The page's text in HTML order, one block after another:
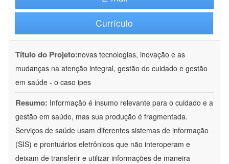
Currículo
Título do Projeto:novas tecnologias, inovação e as
mudanças na atenção integral, gestão do cuidado e gestão
em saúde - o caso ipes
Resumo: Informação é insumo relevante para o cuidado e a
gestão em saúde, mas sua produção é fragmentada.
Serviços de saúde usam diferentes sistemas de informação
(SIS) e prontuários eletrônicos que não interoperam e
deixam de transferir e utilizar informações de maneira